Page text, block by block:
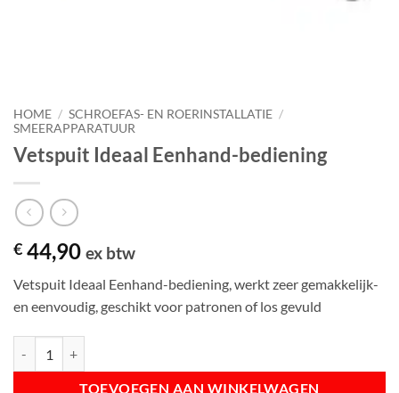
HOME / SCHROEFAS- EN ROERINSTALLATIE /
SMEERAPPARATUUR
Vetspuit Ideaal Eenhand-bediening
€ 44,90 ex btw
Vetspuit Ideaal Eenhand-bediening, werkt zeer gemakkelijk-
en eenvoudig, geschikt voor patronen of los gevuld
TOEVOEGEN AAN WINKELWAGEN